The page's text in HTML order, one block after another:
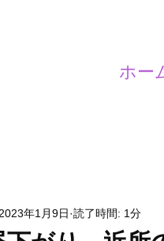
ホー
2023年1月9日 読了時間: 1分